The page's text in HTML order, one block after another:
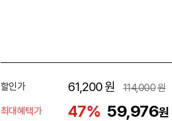
할인가 61,200원 114,000원
최대혜택가
47% 59,976원